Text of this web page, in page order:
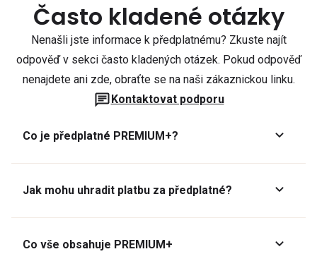
Často kladené otázky
Nenašli jste informace k předplatnému? Zkuste najít
odpověď v sekci často kladených otázek. Pokud odpověď
nenajdete ani zde, obraťte se na naši zákaznickou linku.
Kontaktovat podporu
Co je předplatné PREMIUM+?
Jak mohu uhradit platbu za předplatné?
Co vše obsahuje PREMIUM+